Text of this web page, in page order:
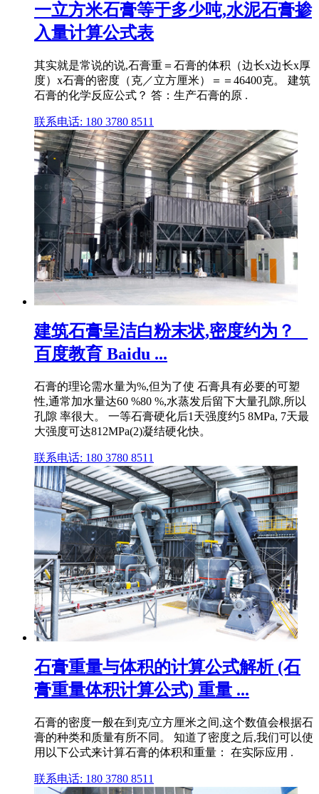
一立方米石膏等于多少吨,水泥石膏掺
入量计算公式表
其实就是常说的说,石膏重＝石膏的体积（边长x边长x厚
度）x石膏的密度（克／立方厘米）＝＝46400克。 建筑
石膏的化学反应公式？ 答：生产石膏的原 .
联系电话: 180 3780 8511
建筑石膏呈洁白粉末状,密度约为？ _
百度教育 Baidu ...
石膏的理论需水量为%,但为了使 石膏具有必要的可塑
性,通常加水量达60 %80 %,水蒸发后留下大量孔隙,所以
孔隙 率很大。 一等石膏硬化后1天强度约5 8MPa, 7天最
大强度可达812MPa(2)凝结硬化快。
联系电话: 180 3780 8511
石膏重量与体积的计算公式解析 (石
膏重量体积计算公式) 重量 ...
石膏的密度一般在到克/立方厘米之间,这个数值会根据石
膏的种类和质量有所不同。 知道了密度之后,我们可以使
用以下公式来计算石膏的体积和重量： 在实际应用 .
联系电话: 180 3780 8511